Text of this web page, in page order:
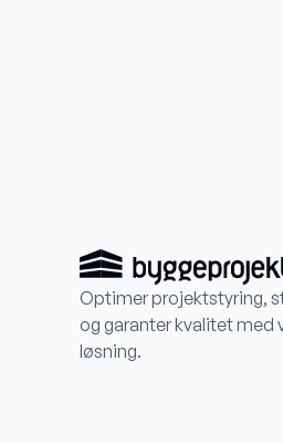
Optimer projektstyring,
og garanter kvalitet med
løsning.